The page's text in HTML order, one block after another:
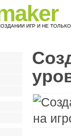
ИГР И НЕ ТОЛЬКО